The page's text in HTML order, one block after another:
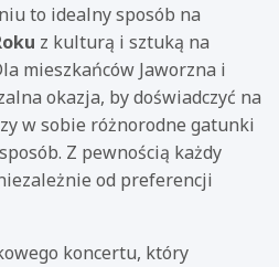
to idealny sposób na
z kulturą i sztuką na
mieszkańców Jaworzna i
okazja, by doświadczyć na
w sobie różnorodne gatunki
Z pewnością każdy
od preferencji
koncertu, który